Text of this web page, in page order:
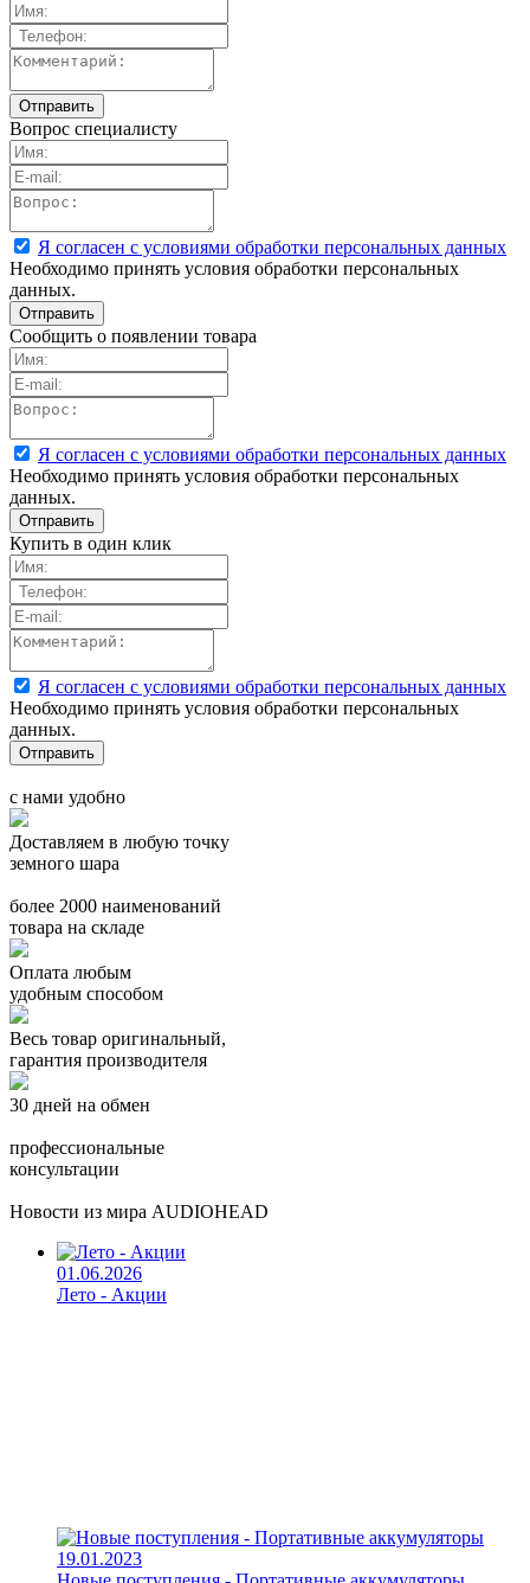
Вопрос специалисту
Я согласен с условиями обработки персональных данных
Необходимо принять условия обработки персональных
данных.
Сообщить о появлении товара
Я согласен с условиями обработки персональных данных
Необходимо принять условия обработки персональных
данных.
Купить в один клик
Я согласен с условиями обработки персональных данных
Необходимо принять условия обработки персональных
данных.
с нами удобно
Доставляем в любую точку
земного шара
более 2000 наименований
товара на складе
Оплата любым
удобным способом
Весь товар оригинальный,
гарантия производителя
30 дней на обмен
профессиональные
консультации
Новости из мира AUDIOHEAD
01.06.2026
Лето - Акции
19.01.2023